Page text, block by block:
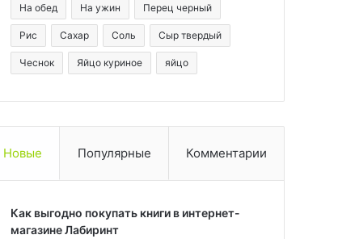
На обед На ужин Перец черный
Рис Сахар Соль Сыр твердый
Чеснок Яйцо куриное яйцо
Новые Популярные Комментарии
Как выгодно покупать книги в интернет-
магазине Лабиринт